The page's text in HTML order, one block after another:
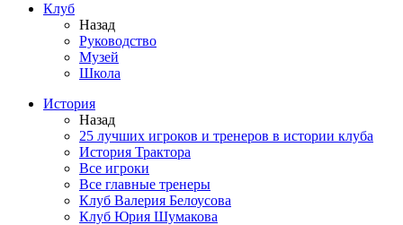
Клуб
Назад
Руководство
Музей
Школа
История
Назад
25 лучших игроков и тренеров в истории клуба
История Трактора
Все игроки
Все главные тренеры
Клуб Валерия Белоусова
Клуб Юрия Шумакова